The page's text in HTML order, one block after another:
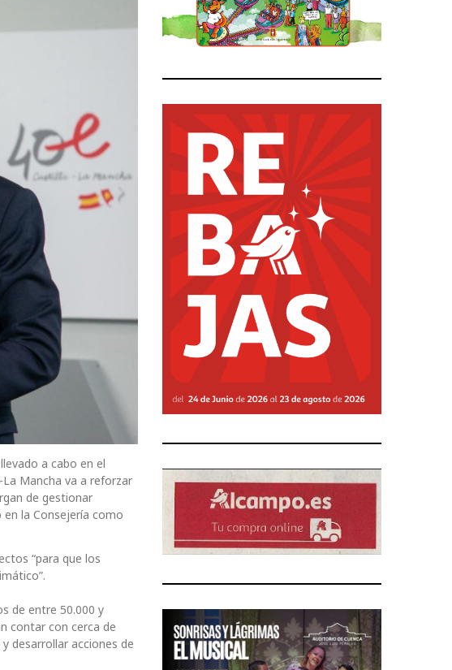
a cabo en el
Mancha va a reforzar
de gestionar
la Consejería como
“para que los
de entre 50.000 y
contar con cerca de
desarrollar acciones de